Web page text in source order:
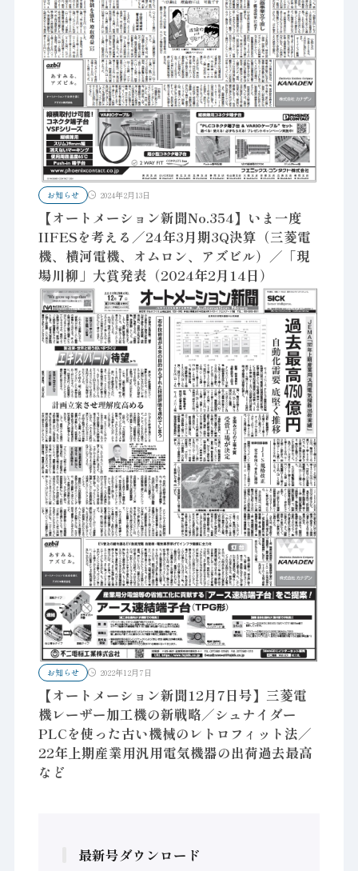
お知らせ 2024年2月13日
【オートメーション新聞No.354】いま一度
IIFESを考える／24年3月期3Q決算（三菱電
機、横河電機、オムロン、アズビル）／「現
場川柳」大賞発表（2024年2月14日）
お知らせ 2022年12月7日
【オートメーション新聞12月7日号】三菱電
機レーザー加工機の新戦略／シュナイダー
PLCを使った古い機械のレトロフィット法／
22年上期産業用汎用電気機器の出荷過去最高
など
最新号ダウンロード